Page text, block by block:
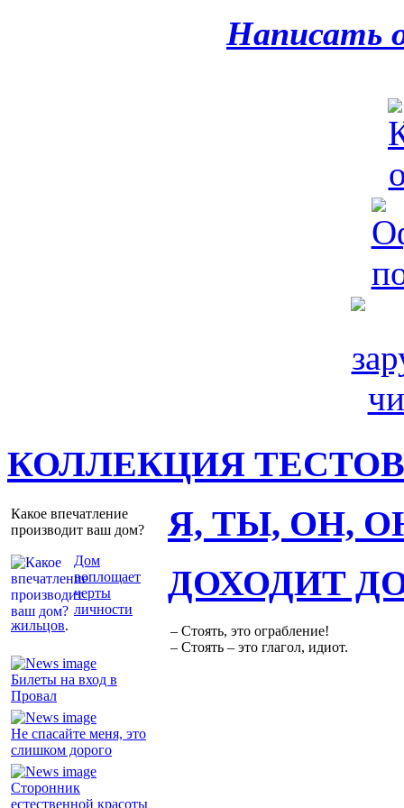
Написать
КОЛЛЕКЦИЯ ТЕСТОВ
Какое впечатление
производит ваш дом?
Дом
воплощает
черты
личности
жильцов.
Я, ТЫ, ОН,
Билеты на вход в
Провал
Не спасайте меня, это
слишком дорого
Сторонник
естественной красоты
ДОХОДИТ
– Стоять, это ограбление!
– Стоять – это глагол, идиот.